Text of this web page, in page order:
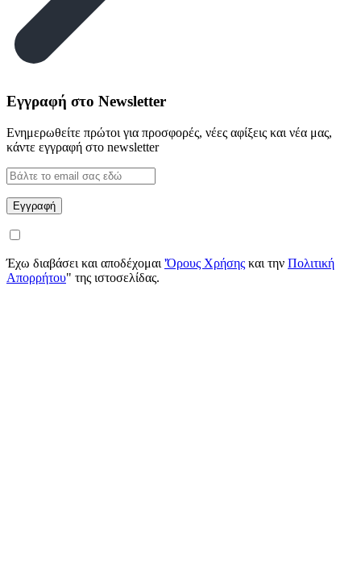
Εγγραφή στο Newsletter
Ενημερωθείτε πρώτοι για προσφορές, νέες αφίξεις και νέα μας,
κάντε εγγραφή στο newsletter
Έχω διαβάσει και αποδέχομαι 'Όρους Χρήσης και την Πολιτική
Απορρήτου" της ιστοσελίδας.